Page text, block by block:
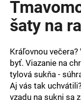
0,0
z
hviezdičiek.
šaty na
Kráľovnou
byť. Viazanie na
tylová sukňa -
Aj vás tak
vzadu na sukni sa